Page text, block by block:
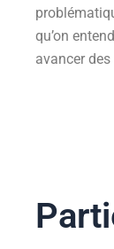
qu’on
avancer